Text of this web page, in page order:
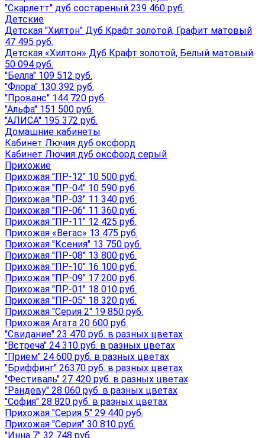
"Скарлетт" дуб состареный 239 460 руб.
Детские
Детская "Хилтон" Дуб Крафт золотой, Графит матовый
47 495 руб.
Детская «Хилтон» Дуб Крафт золотой, Белый матовый
50 094 руб.
"Белла" 109 512 руб.
"Флора" 130 392 руб.
"Прованс" 144 720 руб.
"Альфа" 151 500 руб.
"АЛИСА" 195 372 руб.
Домашние кабинеты
Кабинет Лючия дуб оксфорд
Кабинет Лючия дуб оксфорд серый
Прихожие
Прихожая "ПР-12" 10 500 руб.
Прихожая "ПР-04" 10 590 руб.
Прихожая "ПР-03" 11 340 руб.
Прихожая "ПР-06" 11 360 руб.
Прихожая "ПР-11" 12 425 руб.
Прихожая «Вегас» 13 475 руб.
Прихожая "Ксения" 13 750 руб.
Прихожая "ПР-08" 13 800 руб.
Прихожая "ПР-10" 16 100 руб.
Прихожая "ПР-09" 17 200 руб.
Прихожая "ПР-01" 18 010 руб.
Прихожая "ПР-05" 18 320 руб.
Прихожая "Серия 2" 19 850 руб.
Прихожая Агата 20 600 руб.
"Свидание" 23 470 руб. в разных цветах
"Встреча" 24 310 руб. в разных цветах
"Прием" 24 600 руб. в разных цветах
"Бриффинг" 26370 руб. в разных цветах
"Фестиваль" 27 420 руб. в разных цветах
"Рандеву" 28 060 руб. в разных цветах
"София" 28 820 руб. в разных цветах
Прихожая "Серия 5" 29 440 руб.
Прихожая "Серия" 30 810 руб.
"Инна 7" 32 748 руб.